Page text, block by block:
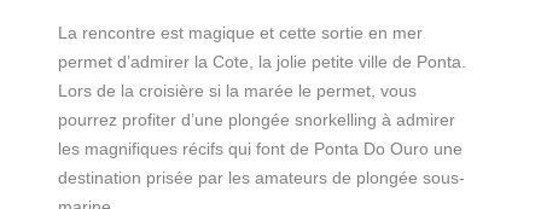
La rencontre est magique et cette sortie en mer
permet d’admirer la Cote, la jolie petite ville de Ponta.
Lors de la croisière si la marée le permet, vous
pourrez profiter d’une plongée snorkelling à admirer
les magnifiques récifs qui font de Ponta Do Ouro une
destination prisée par les amateurs de plongée sous-